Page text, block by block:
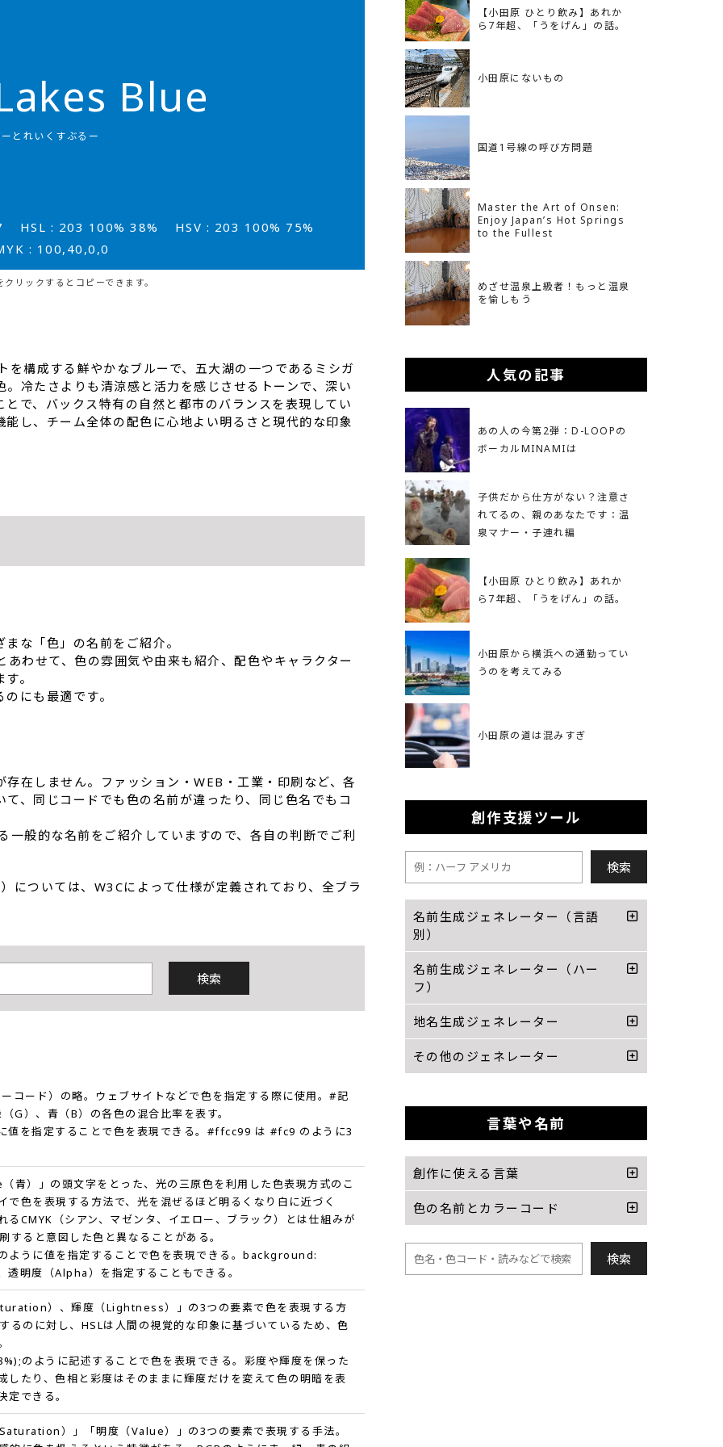
Blue
とれいくすぶるー
HSL : 203 100% 38%
HSV : 203 100% 75%
: 100,40,0,0
リックするとコピーできます。
構成する鮮やかなブルーで、五大湖の一つであるミシガ
冷たさよりも清涼感と活力を感じさせるトーンで、深い
で、バックス特有の自然と都市のバランスを表現してい
し、チーム全体の配色に心地よい明るさと現代的な印象
な「色」の名前をご紹介。
わせて、色の雰囲気や由来も紹介、配色やキャラクター
。
にも最適です。
在しません。ファッション・WEB・工業・印刷など、各
、同じコードでも色の名前が違ったり、同じ色名でもコ
般的な名前をご紹介していますので、各自の判断でご利
ついては、W3Cによって仕様が定義されており、全ブラ
ード）の略。ウェブサイトなどで色を指定する際に使用。#記
G）、青（B）の各色の混合比率を表す。
を指定することで色を表現できる。#ffcc99 は #fc9 のように3
青）」の頭文字をとった、光の三原色を利用した色表現方式のこ
で色を表現する方法で、光を混ぜるほど明るくなり白に近づく
るCMYK（シアン、マゼンタ、イエロー、ブラック）とは仕組みが
すると意図した色と異なることがある。
うに値を指定することで色を表現できる。background:
明度（Alpha）を指定することもできる。
）、輝度（Lightness）」の3つの要素で色を表現する方
るのに対し、HSLは人間の視覚的な印象に基づいているため、色
のように記述することで色を表現できる。彩度や輝度を保った
したり、色相と彩度はそのままに輝度だけを変えて色の明暗を表
できる。
）」「明度（Value）」の3つの要素で表現する手法。
【小田原 ひとり飲み】あれか
ら7年超、「うをげん」の話。
小田原にないもの
国道1号線の呼び方問題
Master the Art of Onsen:
Enjoy Japan’s Hot Springs
to the Fullest
めざせ温泉上級者！もっと温泉
を愉しもう
人気の記事
あの人の今第2弾：D-LOOPの
ボーカルMINAMIは
子供だから仕方がない？注意さ
れてるの、親のあなたです：温
泉マナー・子連れ編
【小田原 ひとり飲み】あれか
ら7年超、「うをげん」の話。
小田原から横浜への通勤ってい
うのを考えてみる
小田原の道は混みすぎ
創作支援ツール
名前生成ジェネレーター（言語
別）
名前生成ジェネレーター（ハー
フ）
地名生成ジェネレーター
その他のジェネレーター
言葉や名前
創作に使える言葉
色の名前とカラーコード